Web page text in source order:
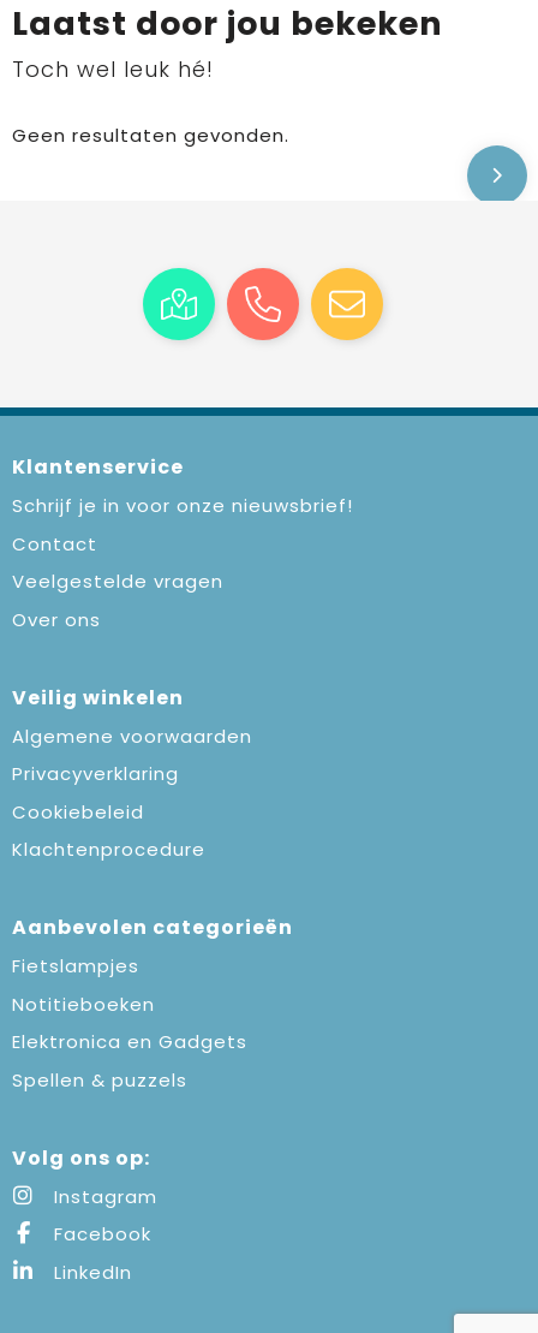
Laatst door jou bekeken
Toch wel leuk hé!
Geen resultaten gevonden.
Klantenservice
Schrijf je in voor onze nieuwsbrief!
Contact
Veelgestelde vragen
Over ons
Veilig winkelen
Algemene voorwaarden
Privacyverklaring
Cookiebeleid
Klachtenprocedure
Aanbevolen categorieën
Fietslampjes
Notitieboeken
Elektronica en Gadgets
Spellen & puzzels
Volg ons op:
Instagram
Facebook
LinkedIn